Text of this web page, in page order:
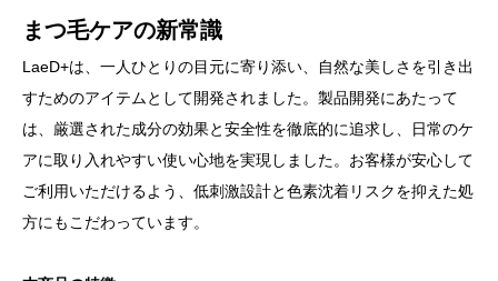
まつ毛ケアの新常識
LaeD+は、一人ひとりの目元に寄り添い、自然な美しさを引き出
すためのアイテムとして開発されました。製品開発にあたって
は、厳選された成分の効果と安全性を徹底的に追求し、日常のケ
アに取り入れやすい使い心地を実現しました。お客様が安心して
ご利用いただけるよう、低刺激設計と色素沈着リスクを抑えた処
方にもこだわっています。